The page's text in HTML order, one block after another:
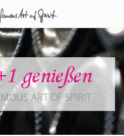
genießen
ART OF SPIRIT